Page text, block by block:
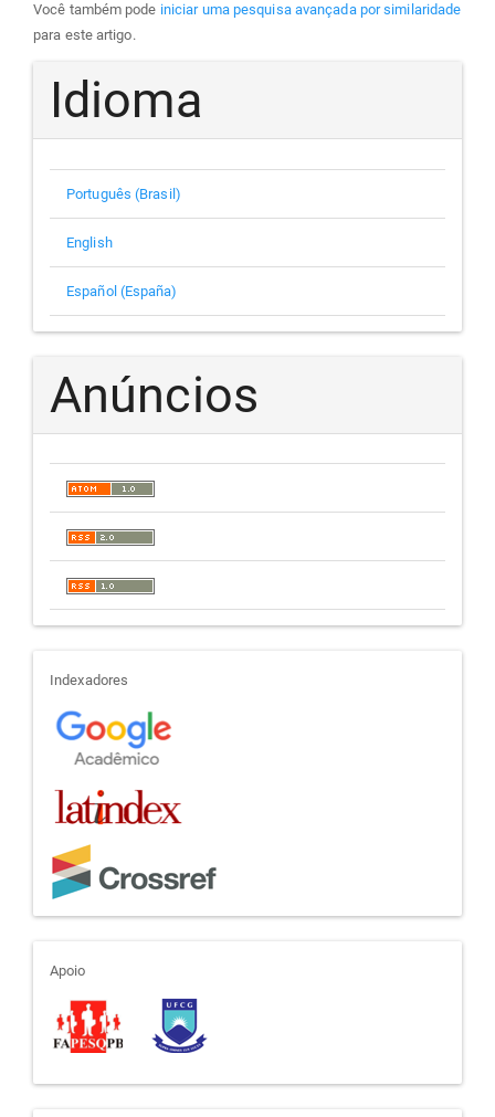
Você também pode iniciar uma pesquisa avançada por similaridade
para este artigo.
Idioma
Português (Brasil)
English
Español (España)
Anúncios
indexadores
Indexadores
apoio
Apoio